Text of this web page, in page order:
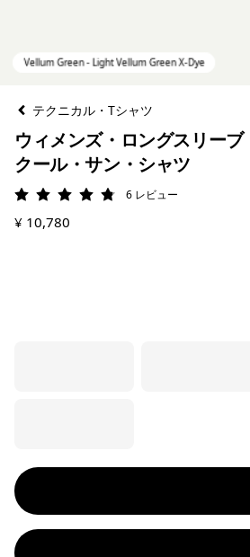
テクニカル・Tシャツ
ウィメンズ・ロングスリーブ
クール・サン・シャツ
評価: 4.8 / 5
6 レビュー
¥ 10,780